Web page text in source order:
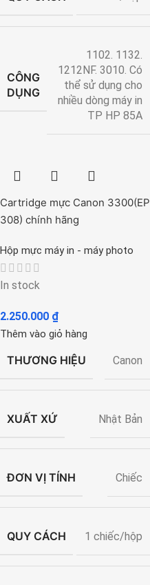
CÔNG
DỤNG
1102. 1132.
1212NF. 3010. Có
thể sử dụng cho
nhiều dòng máy in
TP HP 85A
Cartridge mực Canon 3300(EP
308) chính hãng
Hộp mực máy in - máy photo
In stock
2.250.000 ₫
Thêm vào giỏ hàng
THƯƠNG HIỆU Canon
XUẤT XỨ Nhật Bản
ĐƠN VỊ TÍNH Chiếc
QUY CÁCH 1 chiếc/hộp